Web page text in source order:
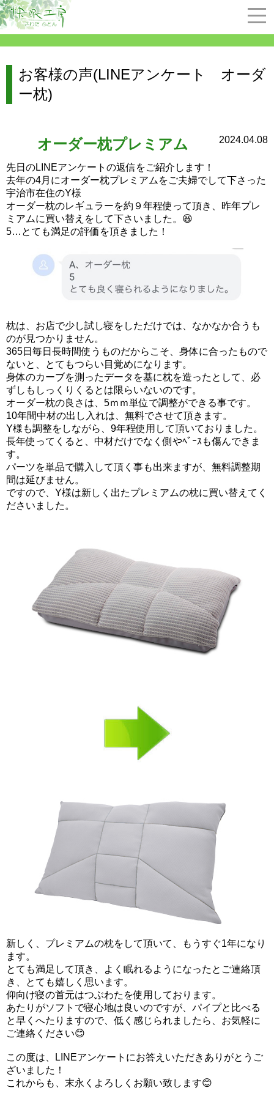
お客様の声(LINEアンケート オーダ
ー枕)
2024.04.08
オーダー枕プレミアム
先日のLINEアンケートの返信をご紹介します！
去年の4月にオーダー枕プレミアムをご夫婦でして下さった
宇治市在住のY様
オーダー枕のレギュラーを約９年程使って頂き、昨年プレ
ミアムに買い替えをして下さいました。😆
5…とても満足の評価を頂きました！
枕は、お店で少し試し寝をしただけでは、なかなか合うも
のが見つかりません。
365日毎日長時間使うものだからこそ、身体に合ったもので
ないと、とてもつらい目覚めになります。
身体のカーブを測ったデータを基に枕を造ったとして、必
ずしもしっくりくるとは限らいないのです。
オーダー枕の良さは、5ｍｍ単位で調整ができる事です。
10年間中材の出し入れは、無料でさせて頂きます。
Y様も調整をしながら、9年程使用して頂いておりました。
長年使ってくると、中材だけでなく側やﾍﾞｰｽも傷んできま
す。
パーツを単品で購入して頂く事も出来ますが、無料調整期
間は延びません。
ですので、Y様は新しく出たプレミアムの枕に買い替えてく
ださいました。
新しく、プレミアムの枕をして頂いて、もうすぐ1年になり
ます。
とても満足して頂き、よく眠れるようになったとご連絡頂
き、とても嬉しく思います。
仰向け寝の首元はつぶわたを使用しております。
あたりがソフトで寝心地は良いのですが、パイプと比べる
と早くへたりますので、低く感じられましたら、お気軽に
ご連絡ください😊
この度は、LINEアンケートにお答えいただきありがとうご
ざいました！
これからも、末永くよろしくお願い致します😊